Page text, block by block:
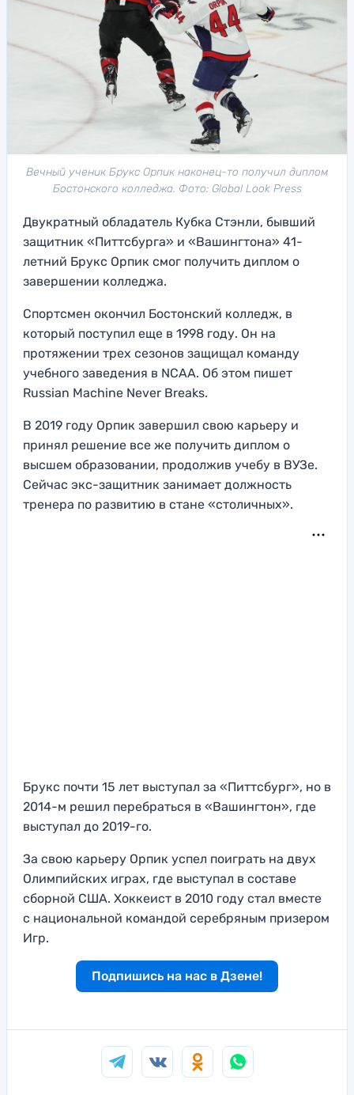
Вечный ученик Брукс Орпик наконец-то получил диплом
Бостонского колледжа. Фото: Global Look Press
Двукратный обладатель Кубка Стэнли, бывший
защитник «Питтсбурга» и «Вашингтона» 41-
летний Брукс Орпик смог получить диплом о
завершении колледжа.
Спортсмен окончил Бостонский колледж, в
который поступил еще в 1998 году. Он на
протяжении трех сезонов защищал команду
учебного заведения в NCAA. Об этом пишет
Russian Machine Never Breaks.
В 2019 году Орпик завершил свою карьеру и
принял решение все же получить диплом о
высшем образовании, продолжив учебу в ВУЗе.
Сейчас экс-защитник занимает должность
тренера по развитию в стане «столичных».
Брукс почти 15 лет выступал за «Питтсбург», но в
2014-м решил перебраться в «Вашингтон», где
выступал до 2019-го.
За свою карьеру Орпик успел поиграть на двух
Олимпийских играх, где выступал в составе
сборной США. Хоккеист в 2010 году стал вместе
с национальной командой серебряным призером
Игр.
Подпишись на нас в Дзене!